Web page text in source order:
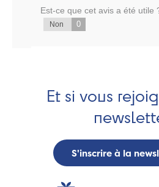
Est-ce que cet avis a été utile
Non 0
Et si vous
S'inscrire à la